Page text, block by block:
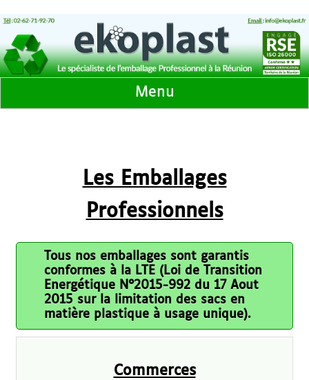
Menu
Les Emballages
Professionnels
Tous nos emballages sont garantis
conformes à la LTE (Loi de Transition
Energétique N°2015-992 du 17 Aout
2015 sur la limitation des sacs en
matière plastique à usage unique).
Commerces